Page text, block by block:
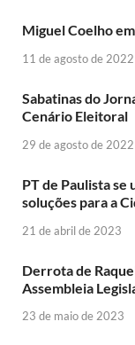
Miguel Coelho
11 de agosto de 2022
Sabatinas do
Cenário Eleitoral
29 de agosto de 2022
PT de Paulista se
soluções para a
21 de abril de 2023
Derrota de
Assembleia
23 de maio de 2023